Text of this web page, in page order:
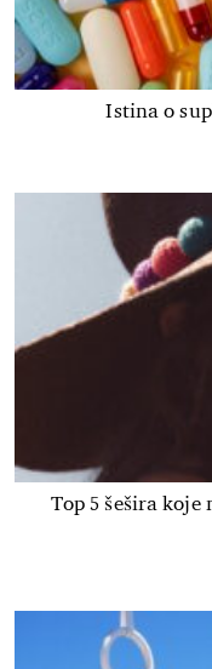
Istina o
Top 5 šešira